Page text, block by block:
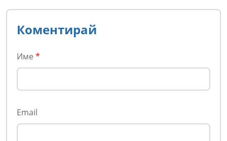
Коментирай
Име *
Email